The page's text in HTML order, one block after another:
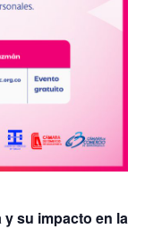
su impacto en la